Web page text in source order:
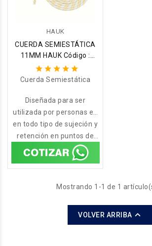
HAUK
CUERDA SEMIESTÁTICA
11MM HAUK Código :
C11MMB
Cuerda Semiestática
Diseñada para ser
utilizada por personas en
el acceso mediante
cuerda,
en todo tipo de sujeción y
retención en puntos de
trabajo así como
operaciones de rescate.
Mostrando 1-1 de 1
VOLVER ARRIBA 